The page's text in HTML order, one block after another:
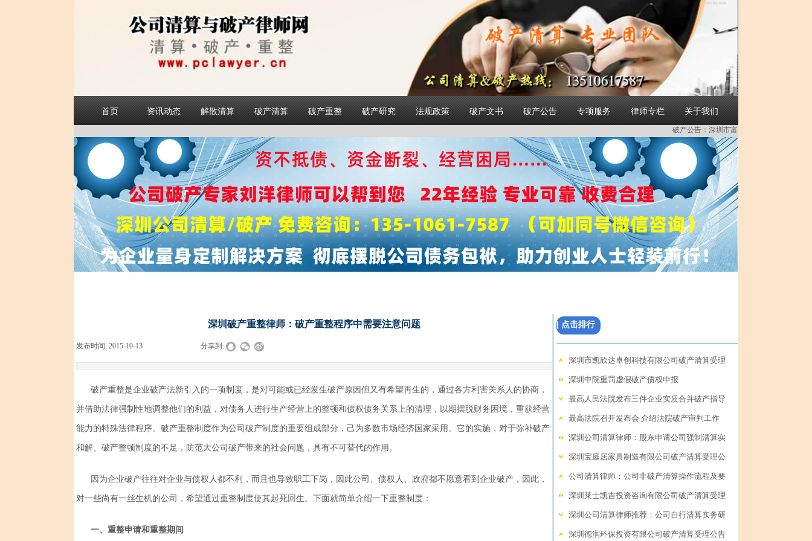
破产公告： 深圳市富吉源科技有限公司破产
首页 资讯动态 解散清算 破产清算 破产重整 破产研究 法规政策 破产文书 破产公告 专项服务 律师专栏 关于我们
简体中文
深圳破产重整律师：破产重整程序中需要注意问题
发布时间: 2015-10-13 分享到:
破产重整是企业破产法新引入的一项制度，是对可能或已经发生破产原因但又有希望再生的，通过各方利害关系人的协商，
并借助法律强制性地调整他们的利益，对债务人进行生产经营上的整顿和债权债务关系上的清理，以期摆脱财务困境，重获经营
能力的特殊法律程序。破产重整制度作为公司破产制度的重要组成部分，己为多数市场经济国家采用。它的实施，对于弥补破产
和解、破产整顿制度的不足，防范大公司破产带来的社会问题，具有不可替代的作用。
因为企业破产往往对企业与债权人都不利，而且也导致职工下岗，因此公司、债权人、政府都不愿意看到企业破产，因此，
对一些尚有一丝生机的公司，希望通过重整制度使其起死回生。下面就简单介绍一下重整制度：
一、重整申请和重整期间
| 点击排行
深圳市凯欣达卓创科技有限公司破产清算受理
深圳中院重罚虚假破产债权申报
最高人民法院发布三件企业实质合并破产指导
最高法院召开发布会 介绍法院破产审判工作
深圳公司清算律师：股东申请公司强制清算实
深圳宝庭居家具制造有限公司破产清算受理公
公司清算律师：公司非破产清算操作流程及要
深圳莱士凯吉投资咨询有限公司破产清算受理
深圳公司清算律师推荐：公司自行清算实务研
深圳德润环保投资有限公司破产清算受理公告